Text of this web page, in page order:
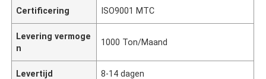
Certificering ISO9001 MTC
Levering vermoge
n
1000 Ton/Maand
Levertijd 8-14 dagen